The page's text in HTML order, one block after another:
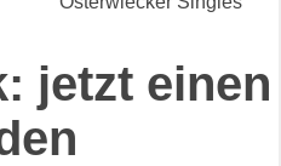
jetzt einen